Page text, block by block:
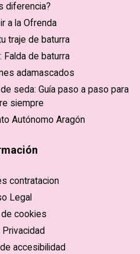
diferencia?
a la Ofrenda
traje de baturra
Falda de baturra
adamascados
seda: Guía paso a paso para
siempre
Autónomo Aragón
contratacion
Legal
de cookies
Privacidad
accesibilidad